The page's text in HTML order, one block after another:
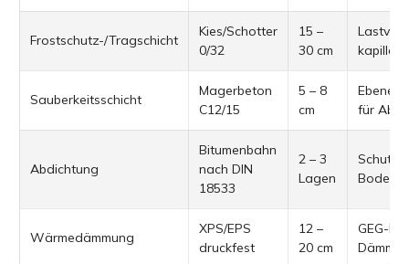
Frostschutz-/Tragschicht
Kies/Schotter
0/32
15 –
30 cm
Sauberkeitsschicht
Magerbeton
C12/15
5 – 8
cm
Ebene
für
Abdichtung
Bitumenbahn
nach DIN
18533
2 – 3
Lagen
Schutz
Wärmedämmung
XPS/EPS
druckfest
12 –
20 cm
GEG-